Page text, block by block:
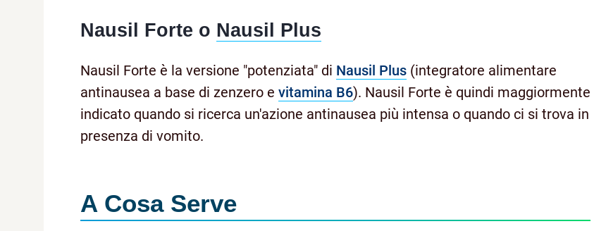
Nausil Forte o Nausil Plus
Nausil Forte è la versione "potenziata" di Nausil Plus (integratore alimentare
antinausea a base di zenzero e vitamina B6). Nausil Forte è quindi maggiormente
indicato quando si ricerca un'azione antinausea più intensa o quando ci si trova in
presenza di vomito.
A Cosa Serve